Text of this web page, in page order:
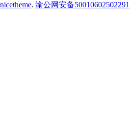
nicetheme. 渝公网安备50010602502291